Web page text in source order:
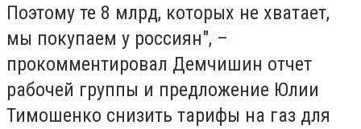
Поэтому те 8 млрд, которых не хватает,
мы покупаем у россиян", –
прокомментировал Демчишин отчет
рабочей группы и предложение Юлии
Тимошенко снизить тарифы на газ для